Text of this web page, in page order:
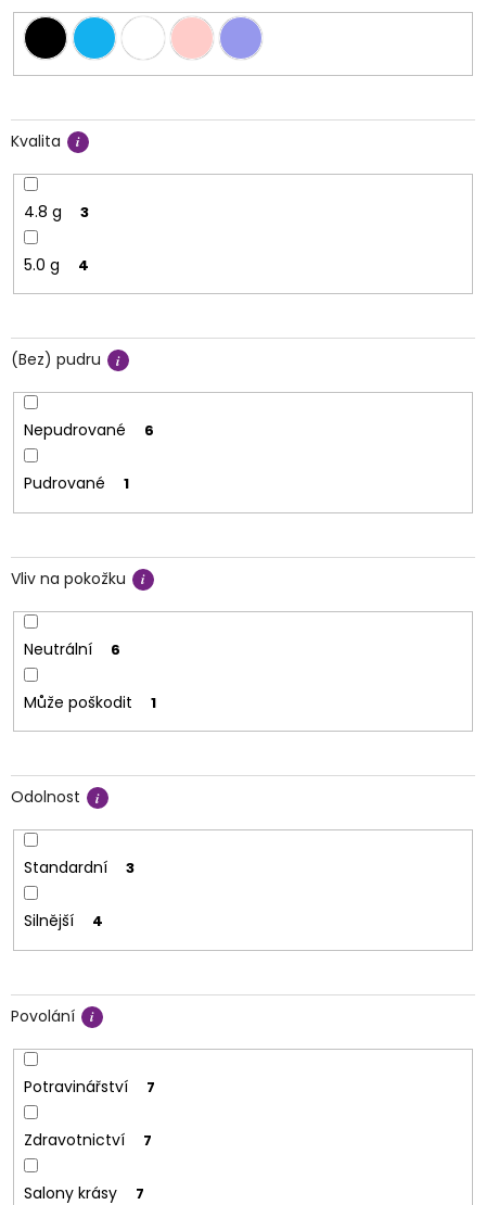
Kvalita
4.8 g 3
5.0 g 4
(Bez) pudru
Nepudrované 6
Pudrované 1
Vliv na pokožku
Neutrální 6
Může poškodit 1
Odolnost
Standardní 3
Silnější 4
Povolání
Potravinářství 7
Zdravotnictví 7
Salony krásy 7